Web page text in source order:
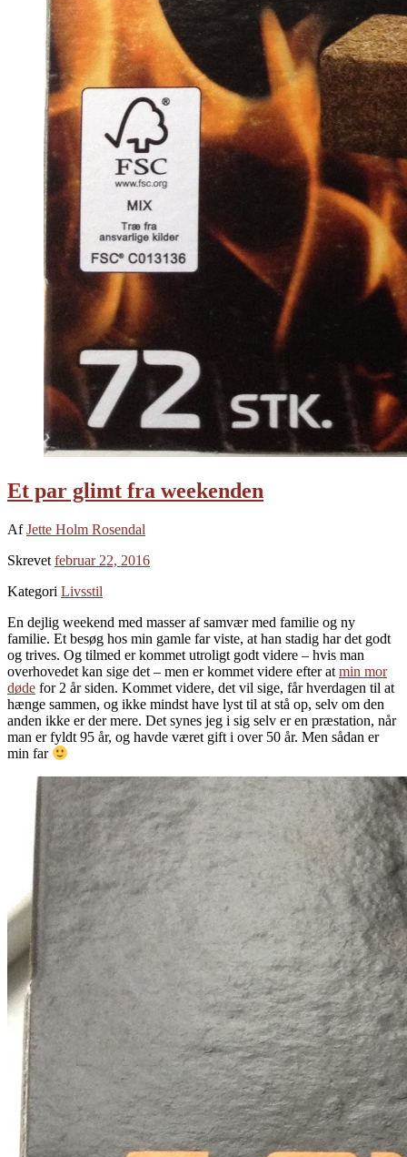
Et par glimt fra weekenden
AfJette Holm Rosendal
Skrevet februar 22, 2016
Kategori Livsstil
En dejlig weekend med masser af samvær med familie og ny
familie. Et besøg hos min gamle far viste, at han stadig har det godt
og trives. Og tilmed er kommet utroligt godt videre – hvis man
overhovedet kan sige det – men er kommet videre efter at min mor
døde for 2 år siden. Kommet videre, det vil sige, får hverdagen til at
hænge sammen, og ikke mindst have lyst til at stå op, selv om den
anden ikke er der mere. Det synes jeg i sig selv er en præstation, når
man er fyldt 95 år, og havde været gift i over 50 år. Men sådan er
min far